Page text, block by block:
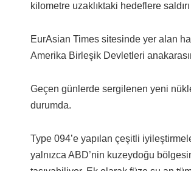
kilometre uzaklıktaki hedeflere
EurAsian Times sitesinde yer alan
Amerika Birleşik Devletleri
Geçen günlerde sergilenen yeni
durumda.
Type 094’e yapılan çeşitli
yalnızca ABD’nin kuzeydoğu